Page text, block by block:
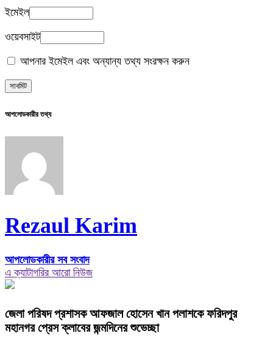
ইমেইল
ওয়েবসাইট
আপনার ইমেইল এবং অন্যান্য তথ্য সংরক্ষন করুন
আপলোডকারীর তথ্য
Rezaul Karim
আপলোডকারীর সব সংবাদ
এ ক্যাটাগরির আরো নিউজ
জেলা পরিষদ প্রশাসক আফজাল হোসেন খান পলাশকে ফরিদপুর
মহানগর প্রেস ক্লাবের জন্মদিনের শুভেচ্ছা